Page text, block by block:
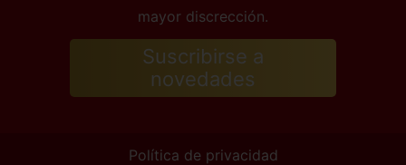
mayor discrección.
Suscribirse a
novedades
Política de privacidad